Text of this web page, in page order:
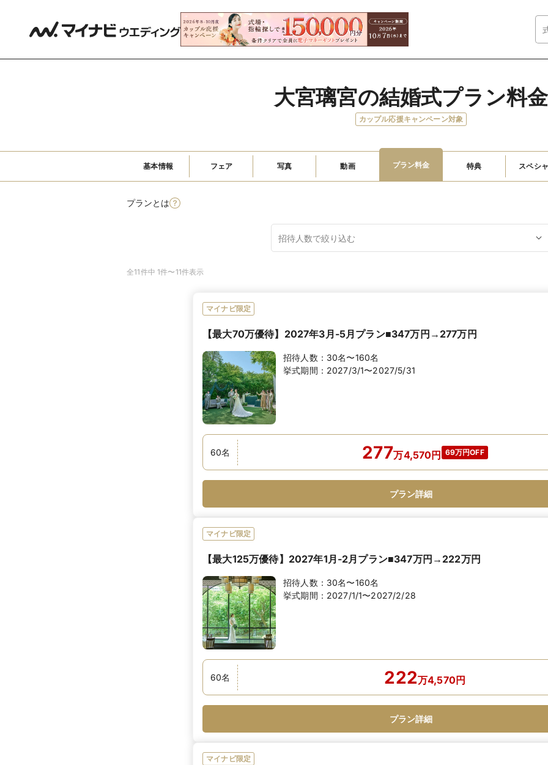
大宮璃宮の結婚式プラン料金
カップル応援キャンペーン対象
基本情報 フェア 写真 動画 プラン料金 特典 スペシ
プランとは
全11件中 1件〜11件表示
マイナビ限定
【最大70万優待】2027年3月-5月プラン■347万円→277万円
招待人数： 30名〜160名
挙式期間： 2027/3/1〜2027/5/31
60名 277万4,570円 69万円OFF
プラン詳細
マイナビ限定
【最大125万優待】2027年1月-2月プラン■347万円→222万円
招待人数： 30名〜160名
挙式期間： 2027/1/1〜2027/2/28
60名 222万4,570円
プラン詳細
マイナビ限定